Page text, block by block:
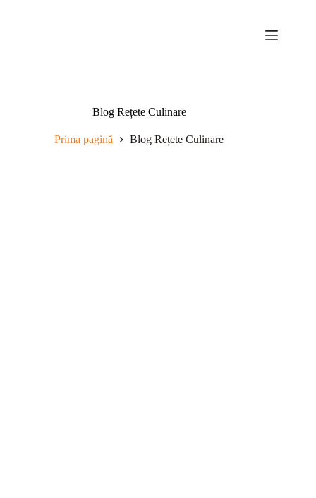
Blog Rețete Culinare
Prima pagină Blog Rețete Culinare